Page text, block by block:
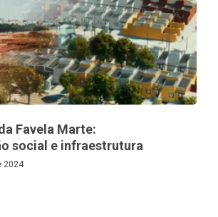
Favela Marte:
social e infraestrutura
2024